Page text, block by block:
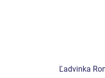
Ľadvinka